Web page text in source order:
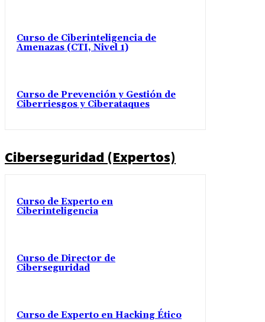
Curso de Ciberinteligencia de
Amenazas (CTI, Nivel 1)
Curso de Prevención y Gestión de
Ciberriesgos y Ciberataques
Ciberseguridad (Expertos)
Curso de Experto en
Ciberinteligencia
Curso de Director de
Ciberseguridad
Curso de Experto en Hacking Ético